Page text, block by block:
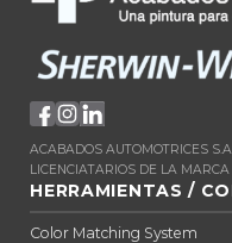
ACABADOS AUTOMOTRICES
LICENCIATARIOS DE LA
HERRAMIENTAS /
Color Matching System